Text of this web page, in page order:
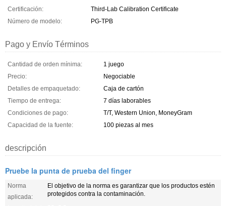
Certificación:
Third-Lab Calibration Certificate
Número de modelo:
PG-TPB
Pago y Envío Términos
Cantidad de orden mínima:
1 juego
Precio:
Negociable
Detalles de empaquetado:
Caja de cartón
Tiempo de entrega:
7 días laborables
Condiciones de pago:
T/T, Western Union, MoneyGram
Capacidad de la fuente:
100 piezas al mes
descripción
Pruebe la punta de prueba del finger
Norma
aplicada:
El objetivo de la norma es garantizar que los productos estén
protegidos contra la contaminación.